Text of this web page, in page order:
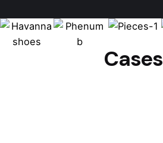
Cases